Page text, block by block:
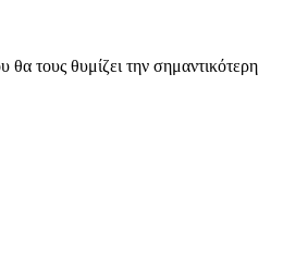
τους θυμίζει την σημαντικότερη